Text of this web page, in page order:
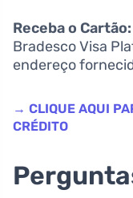
Receba o Cartão:
Bradesco Visa
endereço
→ CLIQUE AQUI
CRÉDITO